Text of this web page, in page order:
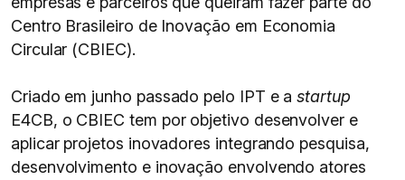
Centro Brasileiro de Inovação em Economia
Circular (CBIEC).
Criado em junho passado pelo IPT e astartup
E4CB, o CBIEC tem por objetivo desenvolver e
aplicar projetos inovadores integrando pesquisa,
desenvolvimento e inovação envolvendo atores